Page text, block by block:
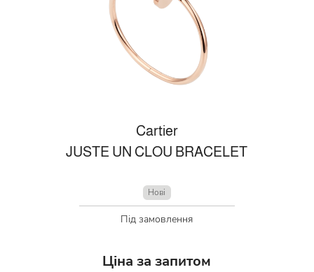
Cartier
JUSTE UN CLOU BRACELET
Нові
Під замовлення
Ціна за запитом